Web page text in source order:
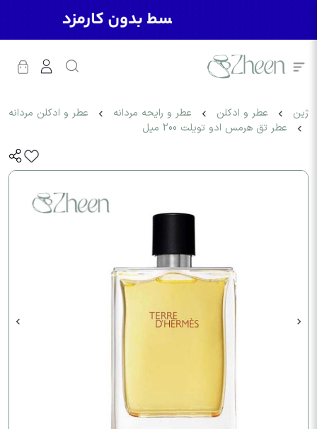
ژین عطر و ادکلن عطر و رایحه مردانه
عطر و ادکلن مردانه
عطر تق هرمس ادو تویلت 200 میل